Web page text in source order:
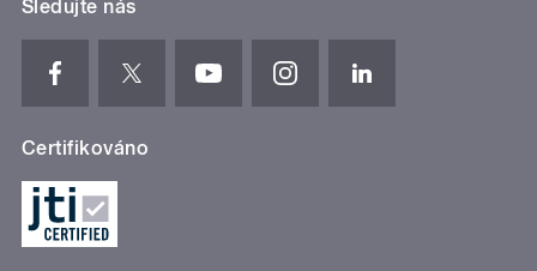
Sledujte nás
Certifikováno